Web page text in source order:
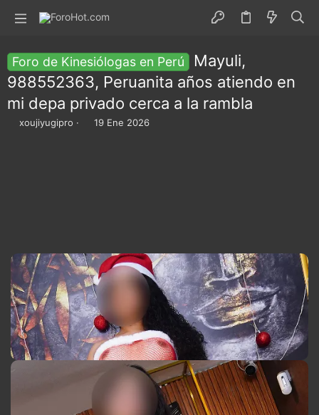
Foro de Kinesiólogas en Perú
Mayuli,
988552363, Peruanita años atiendo en
mi depa privado cerca a la rambla
I
l
e
m
a
xoujiyugipro
F
i
o
19 Ene 2026